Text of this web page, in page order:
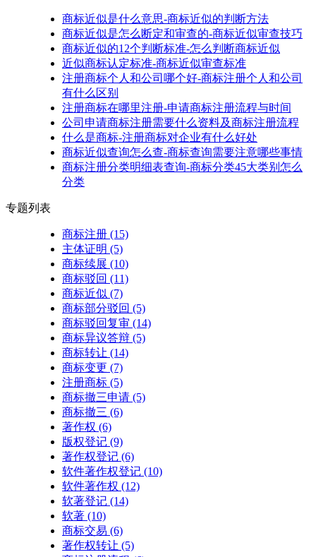
商标近似是什么意思-商标近似的判断方法
商标近似是怎么断定和审查的-商标近似审查技巧
商标近似的12个判断标准-怎么判断商标近似
近似商标认定标准-商标近似审查标准
注册商标个人和公司哪个好-商标注册个人和公司
有什么区别
注册商标在哪里注册-申请商标注册流程与时间
公司申请商标注册需要什么资料及商标注册流程
什么是商标-注册商标对企业有什么好处
商标近似查询怎么查-商标查询需要注意哪些事情
商标注册分类明细表查询-商标分类45大类别怎么
分类
专题列表
商标注册 (15)
主体证明 (5)
商标续展 (10)
商标驳回 (11)
商标近似 (7)
商标部分驳回 (5)
商标驳回复审 (14)
商标异议答辩 (5)
商标转让 (14)
商标变更 (7)
注册商标 (5)
商标撤三申请 (5)
商标撤三 (6)
著作权 (6)
版权登记 (9)
著作权登记 (6)
软件著作权登记 (10)
软件著作权 (12)
软著登记 (14)
软著 (10)
商标交易 (6)
著作权转让 (5)